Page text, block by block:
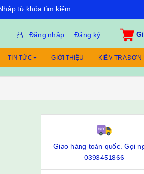
Đăng nhập Đăng ký
TIN TỨC GIỚI THIỆU KIỂM TRA ĐƠN
Giao hàng toàn quốc. Gọi
0393451866